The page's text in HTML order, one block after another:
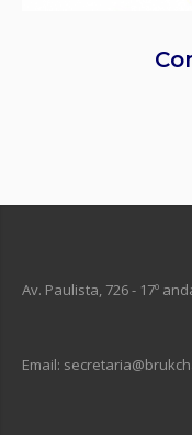
Av. Paulista, 726 - 17º
Email: